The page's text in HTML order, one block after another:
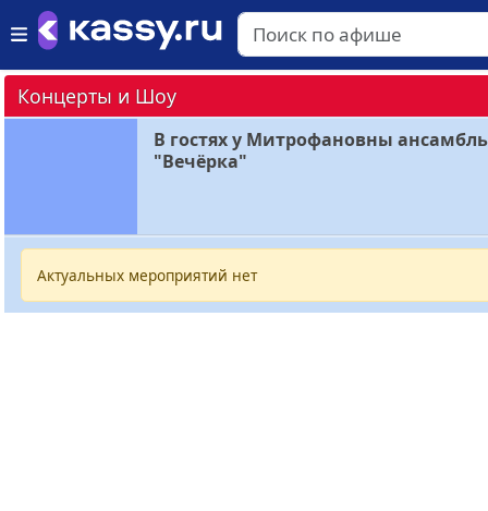
Концерты и Шоу
В гостях у Митрофановны ансамбль
"Вечёрка"
Актуальных мероприятий нет